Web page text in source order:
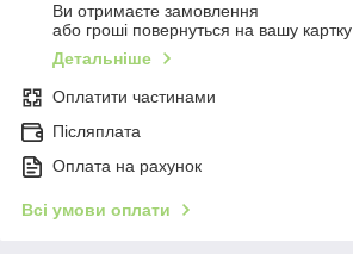
Ви отримаєте замовлення
або гроші повернуться на вашу картку
Детальніше
Оплатити частинами
Післяплата
Оплата на рахунок
Всі умови оплати